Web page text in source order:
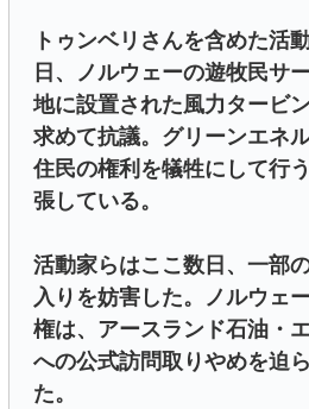
トゥンベリさんを含めた活
日、ノルウェーの遊牧民サ
地に設置された風力タービ
求めて抗議。グリーンエネ
住民の権利を犠牲にして行
張している。
活動家らはここ数日、一部
入りを妨害した。ノルウェ
権は、アースランド石油・
への公式訪問取りやめを迫
た。